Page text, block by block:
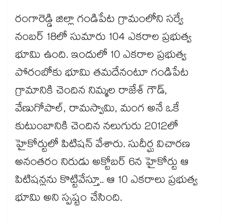
రంగారెడ్డి జిల్లా గండిపేట గ్రామంలోని సర్వే
నంబర్ 18లో సుమారు 104 ఎకరాల ప్రభుత్వ
భూమి ఉంది. ఇందులో 10 ఎకరాల ప్రభుత్వ
పోరంబోకు భూమి తమదేనంటూ గండిపేట
గ్రామానికి చెందిన నిమ్మల రాజేశ్ గౌడ్,
వేణుగోపాల్, రామస్వామి, మంగ అనే ఒకే
కుటుంబానికి చెందిన నలుగురు 2012లో
హైకోర్టులో పిటిషన్ వేశారు. సుదీర్ఘ విచారణ
అనంతరం నిరుడు అక్టోబర్ 6న హైకోర్టు ఆ
పిటిషన్లను కొట్టివేస్తూ.. ఆ 10 ఎకరాలు ప్రభుత్వ
భూమి అని స్పష్టం చేసింది.